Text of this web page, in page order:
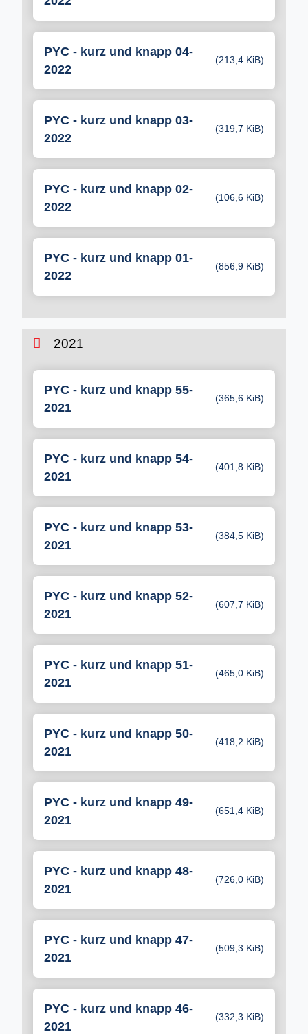
PYC - kurz und knapp 04-
2022
(213,4 KiB)
PYC - kurz und knapp 03-
2022
(319,7 KiB)
PYC - kurz und knapp 02-
2022
(106,6 KiB)
PYC - kurz und knapp 01-
2022
(856,9 KiB)
2021
PYC - kurz und knapp 55-
2021
(365,6 KiB)
PYC - kurz und knapp 54-
2021
(401,8 KiB)
PYC - kurz und knapp 53-
2021
(384,5 KiB)
PYC - kurz und knapp 52-
2021
(607,7 KiB)
PYC - kurz und knapp 51-
2021
(465,0 KiB)
PYC - kurz und knapp 50-
2021
(418,2 KiB)
PYC - kurz und knapp 49-
2021
(651,4 KiB)
PYC - kurz und knapp 48-
2021
(726,0 KiB)
PYC - kurz und knapp 47-
2021
(509,3 KiB)
PYC - kurz und knapp 46-
2021
(332,3 KiB)